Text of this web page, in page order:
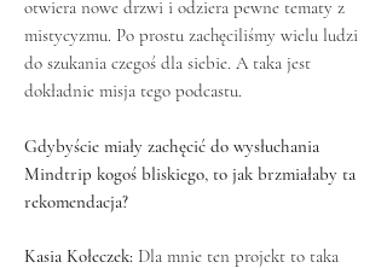
otwiera nowe drzwi i odziera pewne tematy z
mistycyzmu. Po prostu zachęciliśmy wielu ludzi
do szukania czegoś dla siebie. A taka jest
dokładnie misja tego podcastu.
Gdybyście miały zachęcić do wysłuchania
Mindtrip kogoś bliskiego, to jak brzmiałaby ta
rekomendacja?
Kasia Kołeczek: Dla mnie ten projekt to taka